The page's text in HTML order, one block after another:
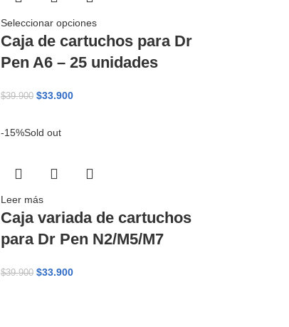
Seleccionar opciones
Caja de cartuchos para Dr
Pen A6 – 25 unidades
$39.900 $33.900
-15%Sold out
Leer más
Caja variada de cartuchos
para Dr Pen N2/M5/M7
$39.900 $33.900